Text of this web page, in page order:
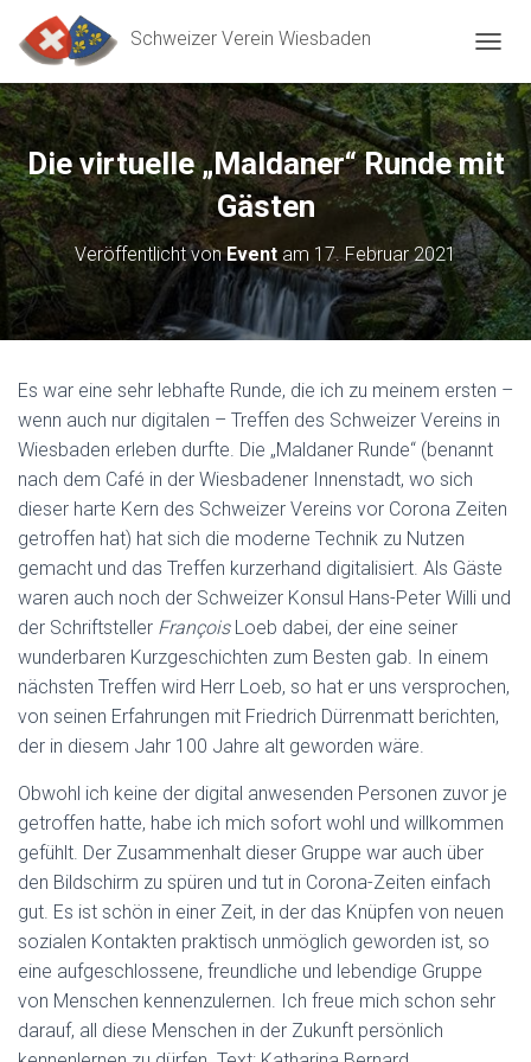
Schweizer Verein Wiesbaden
A
V
I
G
A
T
I
O
N
U
M
S
A
L
T
Die virtuelle „Maldaner“ Runde mit
Gästen
Veröffentlicht vonEvent am 17. Februar 2021
Es war eine sehr lebhafte Runde, die ich zu meinem ersten –
wenn auch nur digitalen – Treffen des Schweizer Vereins in
Wiesbaden erleben durfte. Die „Maldaner Runde“ (benannt
nach dem Café in der Wiesbadener Innenstadt, wo sich
dieser harte Kern des Schweizer Vereins vor Corona Zeiten
getroffen hat) hat sich die moderne Technik zu Nutzen
gemacht und das Treffen kurzerhand digitalisiert. Als Gäste
waren auch noch der Schweizer Konsul Hans-Peter Willi und
der Schriftsteller FrançoisLoeb dabei, der eine seiner
wunderbaren Kurzgeschichten zum Besten gab. In einem
nächsten Treffen wird Herr Loeb, so hat er uns versprochen,
von seinen Erfahrungen mit Friedrich Dürrenmatt berichten,
der in diesem Jahr 100 Jahre alt geworden wäre.
Obwohl ich keine der digital anwesenden Personen zuvor je
getroffen hatte, habe ich mich sofort wohl und willkommen
gefühlt. Der Zusammenhalt dieser Gruppe war auch über
den Bildschirm zu spüren und tut in Corona-Zeiten einfach
gut. Es ist schön in einer Zeit, in der das Knüpfen von neuen
sozialen Kontakten praktisch unmöglich geworden ist, so
eine aufgeschlossene, freundliche und lebendige Gruppe
von Menschen kennenzulernen. Ich freue mich schon sehr
darauf, all diese Menschen in der Zukunft persönlich